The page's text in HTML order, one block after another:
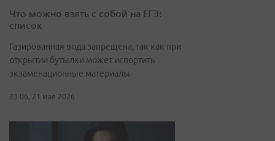
Что можно взять с собой на ЕГЭ:
список
Газированная вода запрещена, так как при
открытии бутылки может испортить
экзаменационные материалы
23:06, 21 мая 2026